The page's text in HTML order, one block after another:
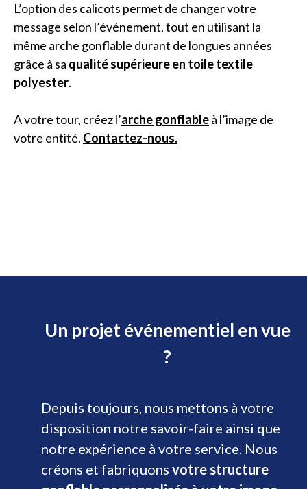
L’option des calicots permet de changer votre
message selon l’événement, tout en utilisant la
même arche gonflable durant de longues années
grâce à sa qualité supérieure en toile textile
polyester.
A votre tour, créez l’arche gonflableà l’image de
votre entité. Contactez-nous.
Un projet événementiel en vue
?
Depuis toujours, nous mettons à votre
disposition notre savoir-faire ainsi que
notre expérience à votre service. Nous
créons et fabriquons votre structure